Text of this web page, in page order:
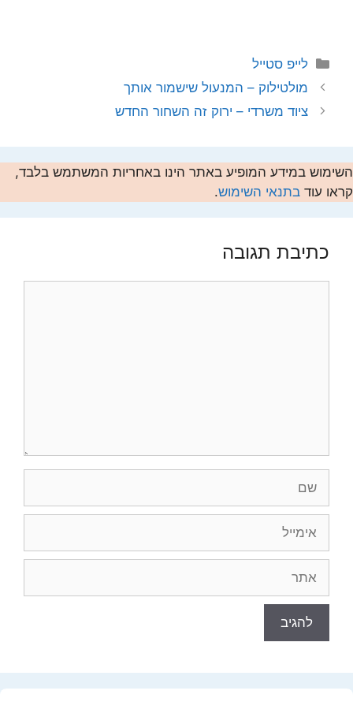
קטגוריות
לייפ סטייל
מולטילוק – המנעול שישמור אותך
ציוד משרדי – ירוק זה השחור החדש
השימוש במידע המופיע באתר הינו באחריות המשתמש בלבד,
קראו עוד בתנאי השימוש.
כתיבת תגובה